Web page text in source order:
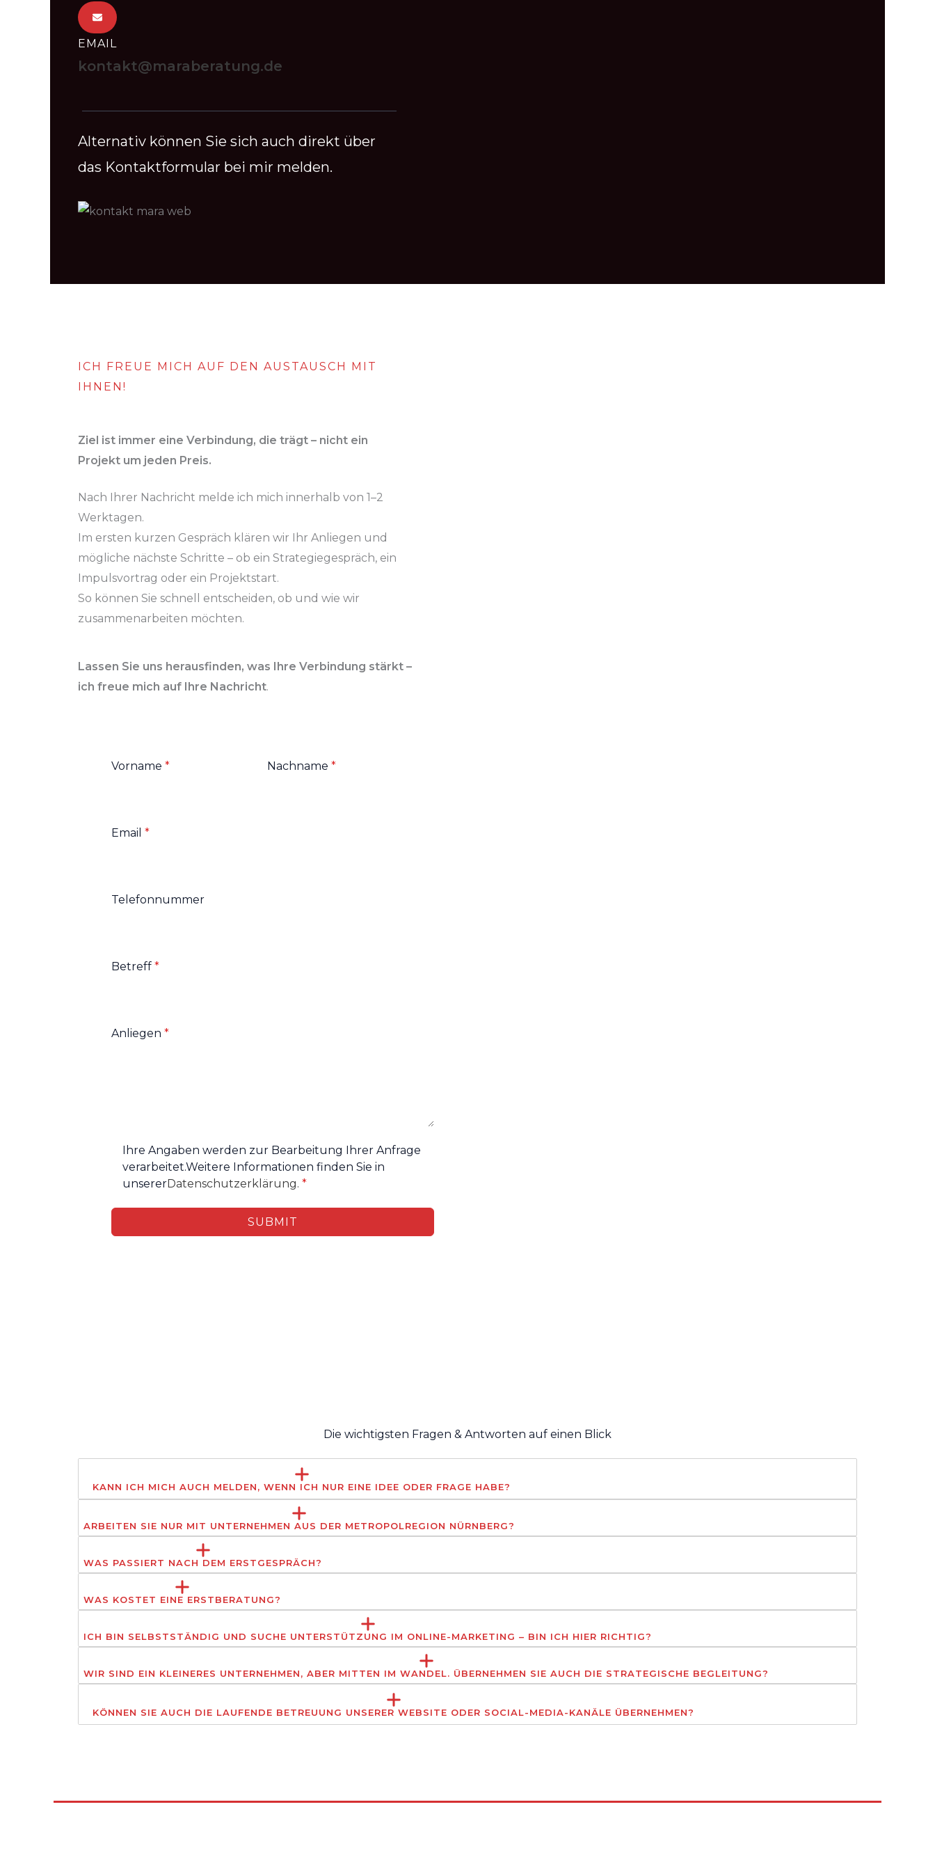
EMAIL
kontakt@maraberatung.de
Alternativ können Sie sich auch direkt über
das Kontaktformular bei mir melden.
ICH FREUE MICH AUF DEN AUSTAUSCH MIT
IHNEN!
Ziel ist immer eine Verbindung, die trägt – nicht ein
Projekt um jeden Preis.
Nach Ihrer Nachricht melde ich mich innerhalb von 1–2
Werktagen.
Im ersten kurzen Gespräch klären wir Ihr Anliegen und
mögliche nächste Schritte – ob ein Strategiegespräch, ein
Impulsvortrag oder ein Projektstart.
So können Sie schnell entscheiden, ob und wie wir
zusammenarbeiten möchten.
Lassen Sie uns herausfinden, was Ihre Verbindung stärkt –
ich freue mich auf Ihre Nachricht.
Vorname * Nachname *
Email *
Telefonnummer
Betreff *
Anliegen *
Ihre Angaben werden zur Bearbeitung Ihrer Anfrage
verarbeitet.Weitere Informationen finden Sie in
unsererDatenschutzerklärung. *
SUBMIT
Die wichtigsten Fragen & Antworten auf einen Blick
KANN ICH MICH AUCH MELDEN, WENN ICH NUR EINE IDEE ODER FRAGE HABE?
ARBEITEN SIE NUR MIT UNTERNEHMEN AUS DER METROPOLREGION NÜRNBERG?
WAS PASSIERT NACH DEM ERSTGESPRÄCH?
WAS KOSTET EINE ERSTBERATUNG?
ICH BIN SELBSTSTÄNDIG UND SUCHE UNTERSTÜTZUNG IM ONLINE-MARKETING – BIN ICH HIER RICHTIG?
WIR SIND EIN KLEINERES UNTERNEHMEN, ABER MITTEN IM WANDEL. ÜBERNEHMEN SIE AUCH DIE STRATEGISCHE BEGLEITUNG?
KÖNNEN SIE AUCH DIE LAUFENDE BETREUUNG UNSERER WEBSITE ODER SOCIAL-MEDIA-KANÄLE ÜBERNEHMEN?